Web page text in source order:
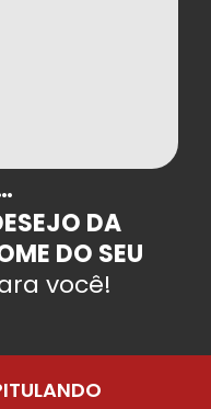
DA
DO SEU
você!